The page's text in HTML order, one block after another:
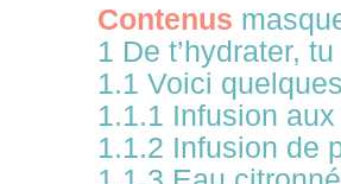
Contenus
1 De t’hydrater,
1.1 Voici
1.1.1 Infusion
1.1.2 Infusion de